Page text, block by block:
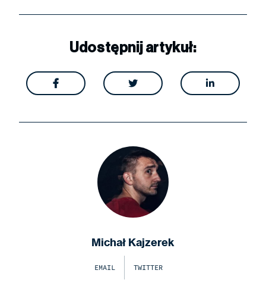
Udostępnij artykuł:
  
Michał Kajzerek
EMAIL TWITTER